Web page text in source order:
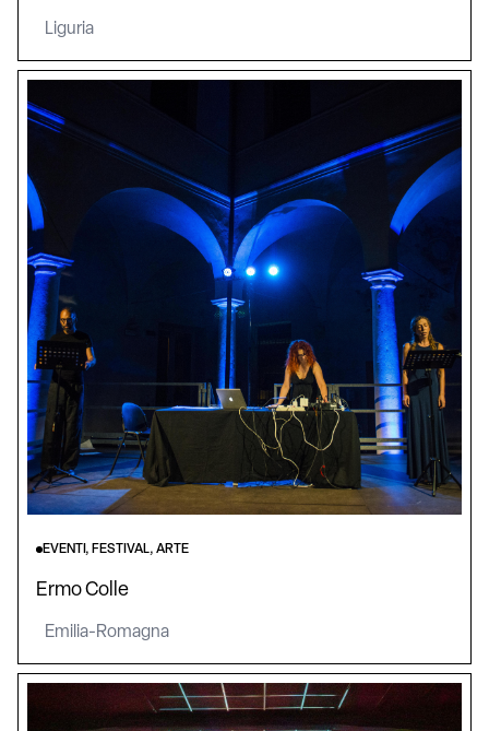
Liguria
EVENTI, FESTIVAL, ARTE
Ermo Colle
Emilia-Romagna